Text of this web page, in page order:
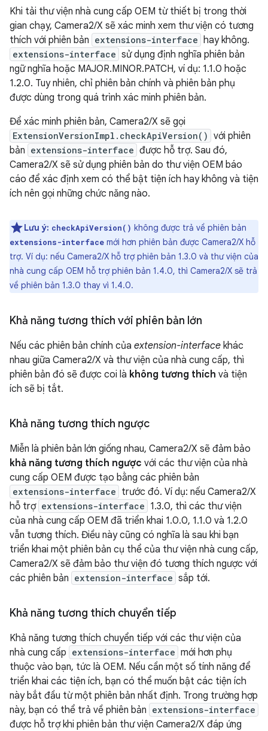
Khi tải thư viện nhà cung cấp OEM từ thiết bị trong thời
gian chạy, Camera2/X sẽ xác minh xem thư viện có tương
thích với phiên bản extensions-interface hay không.
extensions-interface sử dụng định nghĩa phiên bản
ngữ nghĩa hoặc MAJOR.MINOR.PATCH, ví dụ: 1.1.0 hoặc
1.2.0. Tuy nhiên, chỉ phiên bản chính và phiên bản phụ
được dùng trong quá trình xác minh phiên bản.
Để xác minh phiên bản, Camera2/X sẽ gọi
ExtensionVersionImpl.checkApiVersion() với phiên
bản extensions-interface được hỗ trợ. Sau đó,
Camera2/X sẽ sử dụng phiên bản do thư viện OEM báo
cáo để xác định xem có thể bật tiện ích hay không và tiện
ích nên gọi những chức năng nào.
Lưu ý: checkApiVersion() không được trả về phiên bản
extensions-interface mới hơn phiên bản được Camera2/X hỗ
trợ. Ví dụ: nếu Camera2/X hỗ trợ phiên bản 1.3.0 và thư viện của
nhà cung cấp OEM hỗ trợ phiên bản 1.4.0, thì Camera2/X sẽ trả
về phiên bản 1.3.0 thay vì 1.4.0.
Khả năng tương thích với phiên bản lớn
Nếu các phiên bản chính của extension-interface khác
nhau giữa Camera2/X và thư viện của nhà cung cấp, thì
phiên bản đó sẽ được coi là không tương thích và tiện
ích sẽ bị tắt.
Khả năng tương thích ngược
Miễn là phiên bản lớn giống nhau, Camera2/X sẽ đảm bảo
khả năng tương thích ngược với các thư viện của nhà
cung cấp OEM được tạo bằng các phiên bản
extensions-interface trước đó. Ví dụ: nếu Camera2/X
hỗ trợ extensions-interface 1.3.0, thì các thư viện
của nhà cung cấp OEM đã triển khai 1.0.0, 1.1.0 và 1.2.0
vẫn tương thích. Điều này cũng có nghĩa là sau khi bạn
triển khai một phiên bản cụ thể của thư viện nhà cung cấp,
Camera2/X sẽ đảm bảo thư viện đó tương thích ngược với
các phiên bản extension-interface sắp tới.
Khả năng tương thích chuyển tiếp
Khả năng tương thích chuyển tiếp với các thư viện của
nhà cung cấp extensions-interface mới hơn phụ
thuộc vào bạn, tức là OEM. Nếu cần một số tính năng để
triển khai các tiện ích, bạn có thể muốn bật các tiện ích
này bắt đầu từ một phiên bản nhất định. Trong trường hợp
này, bạn có thể trả về phiên bản extensions-interface
được hỗ trợ khi phiên bản thư viện Camera2/X đáp ứng